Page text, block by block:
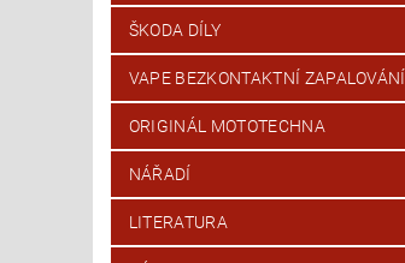
ŠKODA DÍLY
VAPE BEZKONTAKTNÍ ZAPALOVÁNÍ
ORIGINÁL MOTOTECHNA
NÁŘADÍ
LITERATURA